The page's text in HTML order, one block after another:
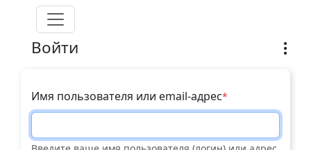
Перейти к основному содержанию
Войти
Имя пользователя или email-адрес